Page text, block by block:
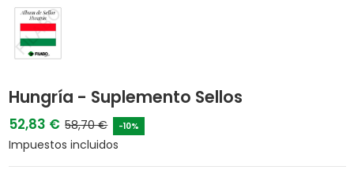
Hungría - Suplemento Sellos
52,83 € 58,70 € -10%
Impuestos incluidos